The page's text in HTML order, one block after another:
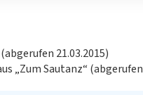
21.03.2015)
„Zum Sautanz“ (abgerufen